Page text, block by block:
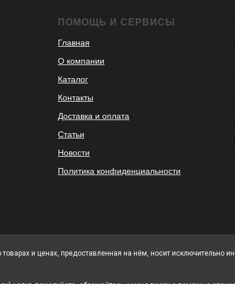
ПОМОЩЬ И СЕРВИСЫ
Главная
О компании
Каталог
Контакты
Доставка и оплата
Статьи
Новости
Политика конфиденциальности
и ценах, предоставленная на нём, носит исключительно